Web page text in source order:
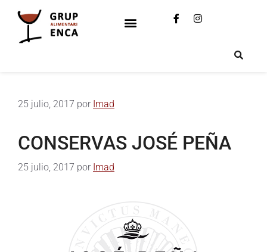
25 julio, 2017 por Imad
CONSERVAS JOSÉ PEÑA
25 julio, 2017 por Imad